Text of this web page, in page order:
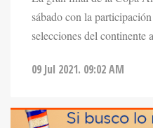
selecciones del continente